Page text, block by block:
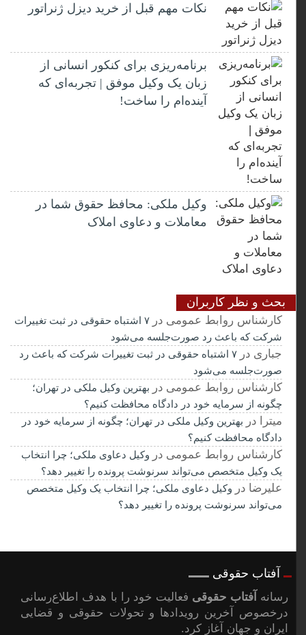
نکات مهم قبل از خرید دیزل ژنراتور
برنامه‌ریزی برای کنکور انسانی از
زبان یک وکیل موفق | تجربه‌ای که
آینده‌ام را ساخت!
وکیل ملکی: محافظ حقوق شما در
معاملات و دعاوی املاک
بحث و نظر کاربران
کارشناس روابط عمومیدر
۷ اشتباه حقوقی در ثبت تغییرات
شرکت که باعث رد صورت‌جلسه می‌شود
جباری در
۷ اشتباه حقوقی در ثبت تغییرات شرکت که باعث رد
صورت‌جلسه می‌شود
کارشناس روابط عمومیدربهترین وکیل ملکی در تهران؛
چگونه از سرمایه خود در دادگاه محافظت کنیم؟
میترادربهترین وکیل ملکی در تهران؛ چگونه از سرمایه خود در
دادگاه محافظت کنیم؟
کارشناس روابط عمومیدروکیل دعاوی ملکی؛ چرا انتخاب
یک وکیل متخصص می‌تواند سرنوشت پرونده را تغییر دهد؟
علیرضادروکیل دعاوی ملکی؛ چرا انتخاب یک وکیل متخصص
می‌تواند سرنوشت پرونده را تغییر دهد؟
آفتاب حقوقی
رسانهآفتاب حقوقیفعالیت خود را با هدف اطلاع‌رسانی
درخصوص آخرین رویدادها و تحولات حقوقی و قضایی
ایران و جهان آغاز کرد.